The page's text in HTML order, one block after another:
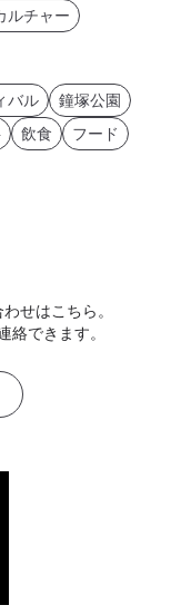
ルチャー
バル
鐘塚公園
飲食
フード
せはこちら。
絡できます。